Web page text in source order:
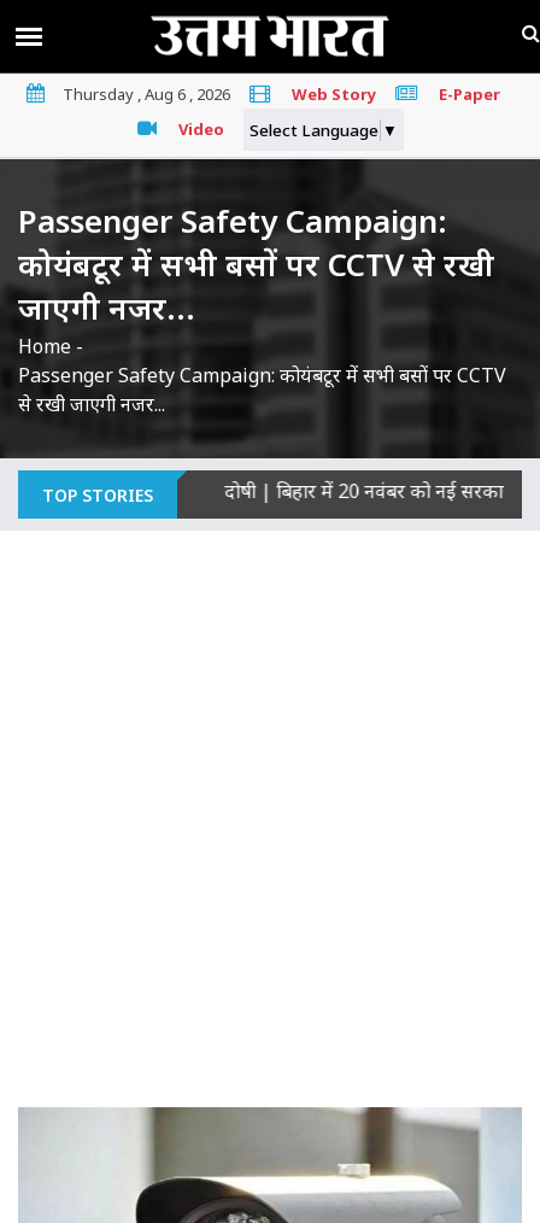
Thursday , Aug 6 , 2026 Web Story
E-Paper
Video
Select Language ▼
Passenger Safety Campaign:
कोयंबटूर में सभी बसों पर CCTV से रखी
जाएगी नजर...
Home -
Passenger Safety Campaign: कोयंबटूर में सभी बसों पर CCTV
से रखी जाएगी नजर...
TOP STORIES
का माना दोषी बिहार में 20 नवंबर को नई सरकार का शपथ